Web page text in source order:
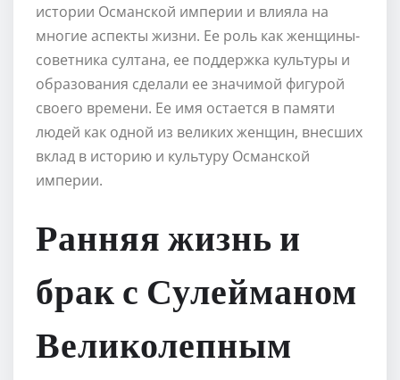
истории Османской империи и влияла на
многие аспекты жизни. Ее роль как женщины-
советника султана, ее поддержка культуры и
образования сделали ее значимой фигурой
своего времени. Ее имя остается в памяти
людей как одной из великих женщин, внесших
вклад в историю и культуру Османской
империи.
Ранняя жизнь и
брак с Сулейманом
Великолепным